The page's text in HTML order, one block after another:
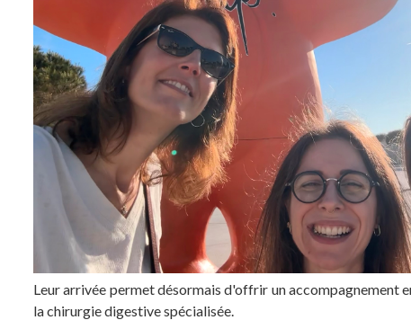
Leur arrivée permet désormais d'offrir un accompagnement
la chirurgie digestive spécialisée.